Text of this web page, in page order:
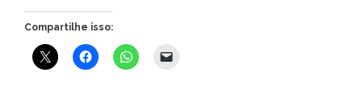
Compartilhe isso: